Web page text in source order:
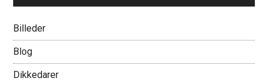
Billeder
Blog
Dikkedarer